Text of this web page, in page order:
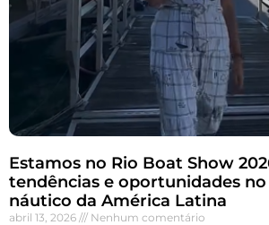
Estamos no Rio Boat Show
tendências e oportunidades
náutico da América Latina
abril 13, 2026 Nenhum comentário